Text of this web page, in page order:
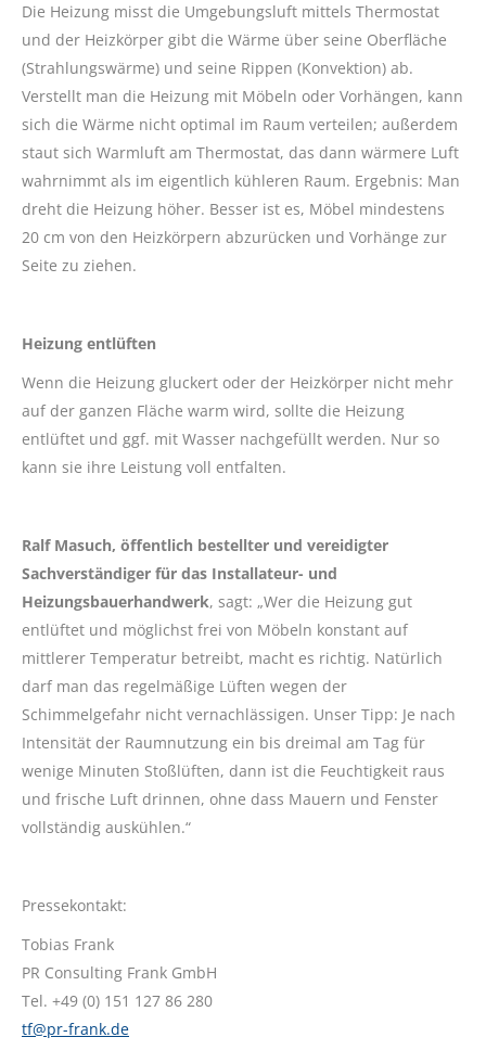
Die Heizung misst die Umgebungsluft mittels Thermostat
und der Heizkörper gibt die Wärme über seine Oberfläche
(Strahlungswärme) und seine Rippen (Konvektion) ab.
Verstellt man die Heizung mit Möbeln oder Vorhängen, kann
sich die Wärme nicht optimal im Raum verteilen; außerdem
staut sich Warmluft am Thermostat, das dann wärmere Luft
wahrnimmt als im eigentlich kühleren Raum. Ergebnis: Man
dreht die Heizung höher. Besser ist es, Möbel mindestens
20 cm von den Heizkörpern abzurücken und Vorhänge zur
Seite zu ziehen.
Heizung entlüften
Wenn die Heizung gluckert oder der Heizkörper nicht mehr
auf der ganzen Fläche warm wird, sollte die Heizung
entlüftet und ggf. mit Wasser nachgefüllt werden. Nur so
kann sie ihre Leistung voll entfalten.
Ralf Masuch, öffentlich bestellter und vereidigter
Sachverständiger für das Installateur- und
Heizungsbauerhandwerk, sagt: „Wer die Heizung gut
entlüftet und möglichst frei von Möbeln konstant auf
mittlerer Temperatur betreibt, macht es richtig. Natürlich
darf man das regelmäßige Lüften wegen der
Schimmelgefahr nicht vernachlässigen. Unser Tipp: Je nach
Intensität der Raumnutzung ein bis dreimal am Tag für
wenige Minuten Stoßlüften, dann ist die Feuchtigkeit raus
und frische Luft drinnen, ohne dass Mauern und Fenster
vollständig auskühlen.“
Pressekontakt:
Tobias Frank
PR Consulting Frank GmbH
Tel. +49 (0) 151 127 86 280
tf@pr-frank.de